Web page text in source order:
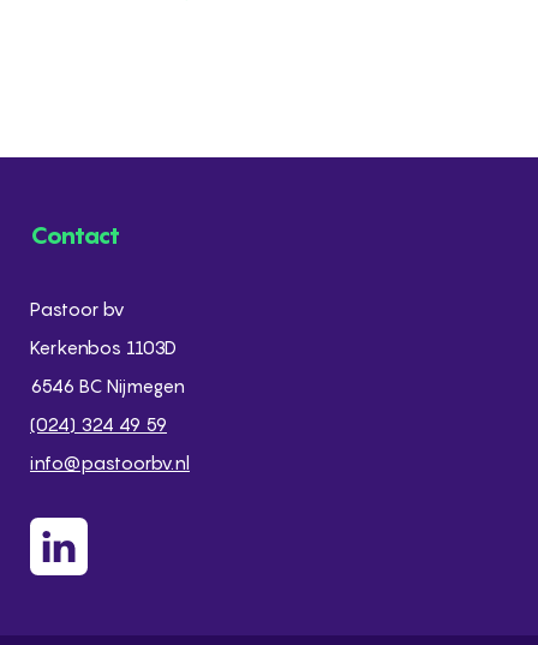
Contact
Pastoor bv
Kerkenbos 1103D
6546 BC Nijmegen
(024) 324 49 59
info@pastoorbv.nl